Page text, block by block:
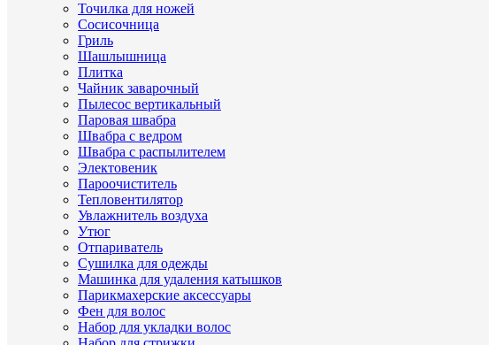
Точилка для ножей
Сосисочница
Гриль
Шашлышница
Плитка
Чайник заварочный
Пылесос вертикальный
Паровая швабра
Швабра с ведром
Швабра с распылителем
Электовеник
Пароочиститель
Тепловентилятор
Увлажнитель воздуха
Утюг
Отпариватель
Сушилка для одежды
Машинка для удаления катышков
Парикмахерские аксессуары
Фен для волос
Набор для укладки волос